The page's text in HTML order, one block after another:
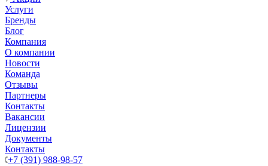
Услуги
Бренды
Блог
Компания
О компании
Новости
Команда
Отзывы
Партнеры
Контакты
Вакансии
Лицензии
Документы
Контакты
+7 (391) 988-98-57